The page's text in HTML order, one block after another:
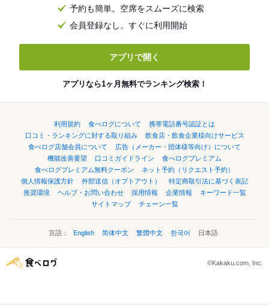
予約も簡単。空席をスムーズに検索
会員登録なし。すぐに利用開始
アプリで開く
アプリなら1ヶ月無料でランキング検索！
利用規約 食べログについて
携帯電話番号認証とは
口コミ・ランキングに対する取り組み
飲食店・飲食企業様向けサービス
食べログ店舗会員について
広告（メーカー・団体様等向け）について
機能改善要望
口コミガイドライン
食べログプレミアム
食べログプレミアム無料クーポン
ネット予約（リクエスト予約）
個人情報保護方針
外部送信（オプトアウト）
特定商取引法に基づく表記
推奨環境
ヘルプ・お問い合わせ 採用情報 企業情報
キーワード一覧
サイトマップ
チェーン一覧
言語： English 简体中文 繁體中文 한국어 日本語
©Kakaku.com, Inc.